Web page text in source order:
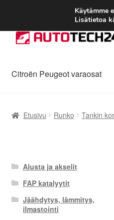
Siirry
navigointiin
Siirry
sisältöön
Citroën Peugeot varaosat
Etusivu Runko Tankin
Alusta ja akselit
FAP katalyytit
Jäähdytys, lämmitys,
ilmastointi
Käytämme
Lisätietoa